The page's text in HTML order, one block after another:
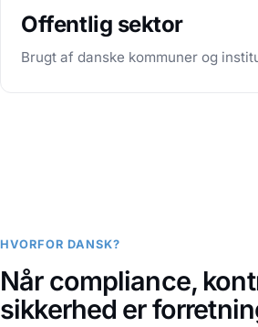
Offentlig sektor
Brugt af danske kommuner og
HVORFOR DANSK?
Når compliance,
sikkerhed er